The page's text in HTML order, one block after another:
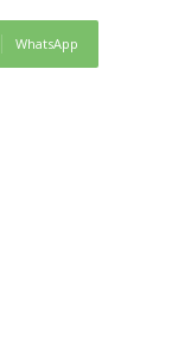
WhatsApp